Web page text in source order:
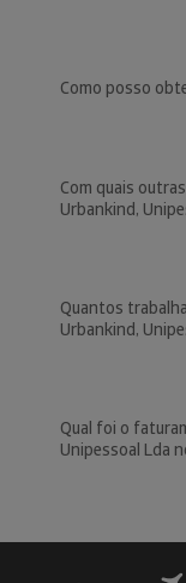
Como posso
Com quais
Urbankind,
Quantos
Urbankind,
Qual foi o
Unipessoal Lda